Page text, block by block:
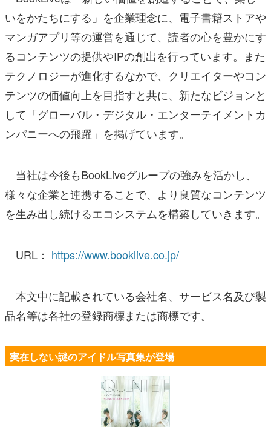
いをかたちにする」を企業理念に、電子書籍ストアや
マンガアプリ等の運営を通じて、読者の心を豊かにす
るコンテンツの提供やIPの創出を行っています。また
テクノロジーが進化するなかで、クリエイターやコン
テンツの価値向上を目指すと共に、新たなビジョンと
して「グローバル・デジタル・エンターテイメントカ
ンパニーへの飛躍」を掲げています。
当社は今後もBookLiveグループの強みを活かし、
様々な企業と連携することで、より良質なコンテンツ
を生み出し続けるエコシステムを構築していきます。
URL： https://www.booklive.co.jp/
本文中に記載されている会社名、サービス名及び製
品名等は各社の登録商標または商標です。
実在しない謎のアイドル写真集が登場